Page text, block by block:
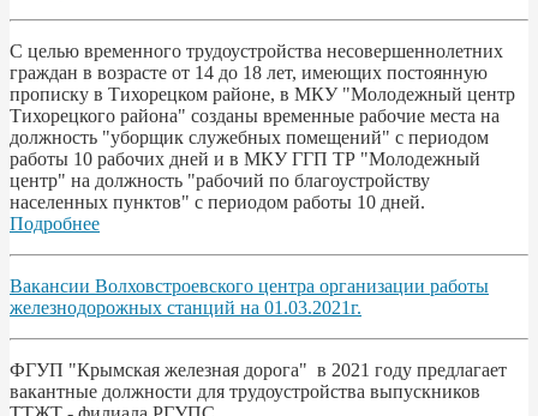
С целью временного трудоустройства несовершеннолетних
граждан в возрасте от 14 до 18 лет, имеющих постоянную
прописку в Тихорецком районе, в МКУ "Молодежный центр
Тихорецкого района" созданы временные рабочие места на
должность "уборщик служебных помещений" с периодом
работы 10 рабочих дней и в МКУ ГГП ТР "Молодежный
центр" на должность "рабочий по благоустройству
населенных пунктов" с периодом работы 10 дней.
Подробнее
Вакансии Волховстроевского центра организации работы
железнодорожных станций на 01.03.2021г.
ФГУП "Крымская железная дорога" в 2021 году предлагает
вакантные должности для трудоустройства выпускников